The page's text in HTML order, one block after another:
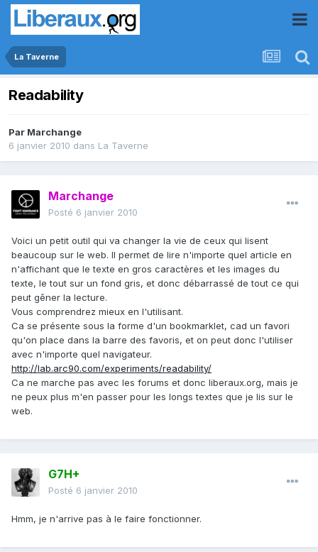
La Taverne
Readability
Par Marchange
6 janvier 2010 dans La Taverne
Marchange
Posté 6 janvier 2010
Voici un petit outil qui va changer la vie de ceux qui lisent
beaucoup sur le web. Il permet de lire n'importe quel article en
n'affichant que le texte en gros caractères et les images du
texte, le tout sur un fond gris, et donc débarrassé de tout ce qui
peut gêner la lecture.
Vous comprendrez mieux en l'utilisant.
Ca se présente sous la forme d'un bookmarklet, cad un favori
qu'on place dans la barre des favoris, et on peut donc l'utiliser
avec n'importe quel navigateur.
http://lab.arc90.com/experiments/readability/
Ca ne marche pas avec les forums et donc liberaux.org, mais je
ne peux plus m'en passer pour les longs textes que je lis sur le
web.
G7H+
Posté 6 janvier 2010
Hmm, je n'arrive pas à le faire fonctionner.